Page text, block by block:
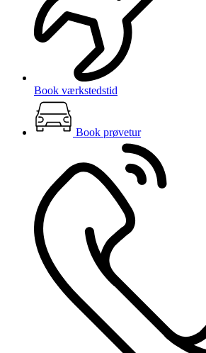
Book værkstedstid
Book prøvetur